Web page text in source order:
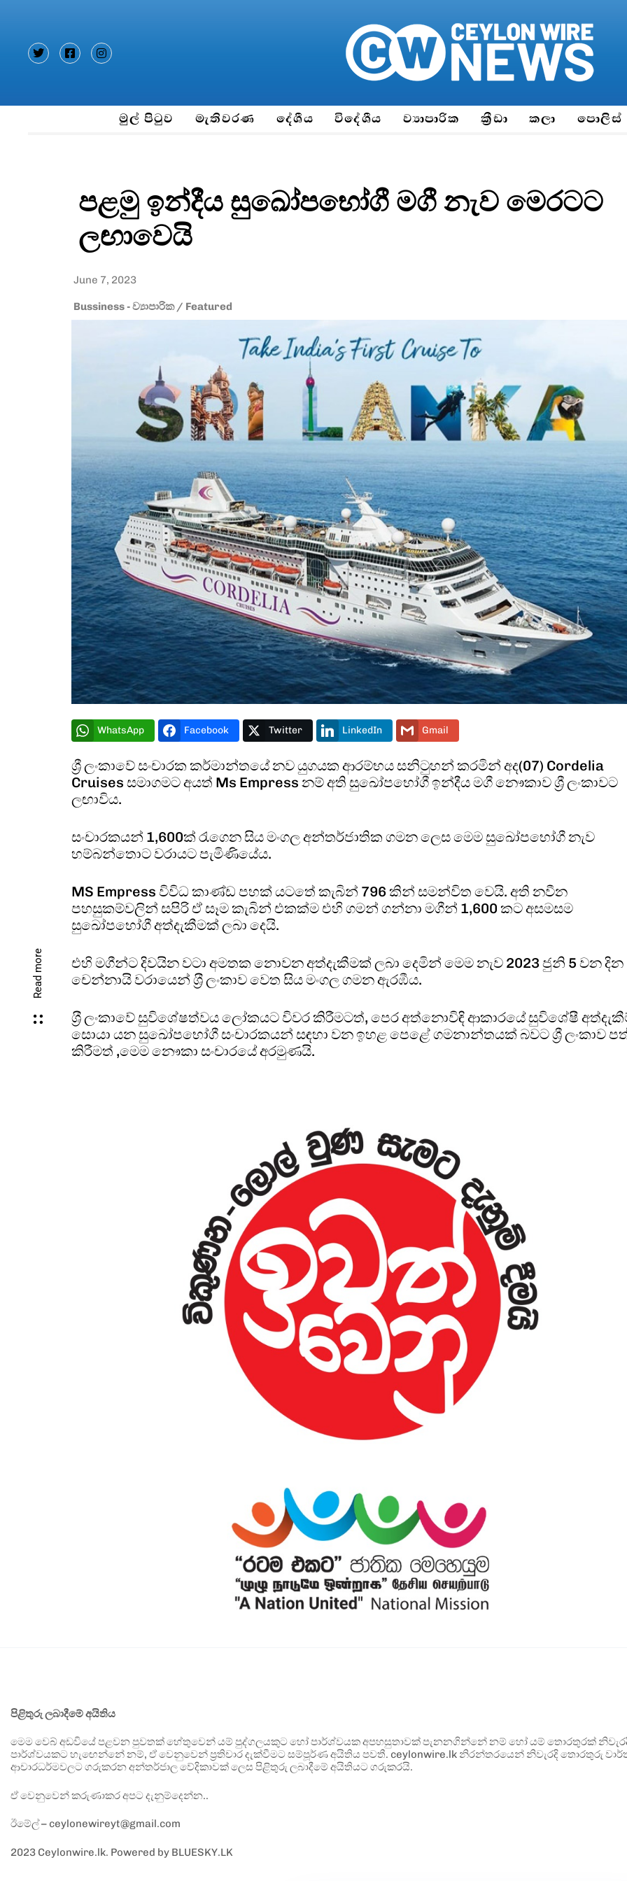
මුල් පිටුව මැතිවරණ දේශීය විදේශීය ව්‍යාපාරික ක්‍රීඩා කලා පොලිස්
Read more
පළමු ඉන්දීය සුඛෝපභෝගී මගී නැව මෙරටට
ලඟාවෙයි
June 7, 2023
Bussiness - ව්‍යාපාරික/ Featured
WhatsApp Facebook Twitter LinkedIn Gmail
ශ්‍රී ලංකාවේ සංචාරක කර්මාන්තයේ නව යුගයක ආරම්භය සනිටුහන් කරමින් අද(07) Cordelia
Cruises සමාගමට අයත් Ms Empress නම් අති සුඛෝපභෝගී ඉන්දීය මගී නෞකාව ශ්‍රී ලංකාවට
ලඟාවිය.
සංචාරකයන් 1,600ක් රැගෙන සිය මංගල අන්තර්ජාතික ගමන ලෙස මෙම සුඛෝපභෝගී නැව
හම්බන්තොට වරායට පැමිණියේය.
MS Empress විවිධ කාණ්ඩ පහක් යටතේ කැබින් 796 කින් සමන්විත වෙයි. අති නවීන
පහසුකම්වලින් සපිරි ඒ සෑම කැබින් එකක්ම එහි ගමන් ගන්නා මගීන් 1,600 කට අසමසම
සුඛෝපභෝගී අත්දැකීමක් ලබා දෙයි.
එහි මගීන්ට දිවයින වටා අමතක නොවන අත්දැකීමක් ලබා දෙමින් මෙම නැව 2023 ජුනි 5 වන දින
චෙන්නායි වරායෙන් ශ‍්‍රී ලංකාව වෙත සිය මංගල ගමන ඇරඹීය.
ශ‍්‍රී ලංකාවේ සුවිශේෂත්වය ලෝකයට විවර කිරීමටත්, පෙර අත්නොවිඳි ආකාරයේ සුවිශේෂී
සොයා යන සුඛෝපභෝගී සංචාරකයන් සඳහා වන ඉහළ පෙළේ ගමනාන්තයක් බවට ශ්‍රී ලංකාව
කිරීමත් ,මෙම නෞකා සංචාරයේ අරමුණයි.
පිළිතුරු ලබාදීමේ අයිතිය
මෙම වෙබ් අඩවියේ පළවන පුවතක් හේතුවෙන් යම් පුද්ගලයකුට හෝ පාර්ශ්වයක අපහසුතාවක් පැනනගින්නේ නම් හෝ යම් තොරතුරක්
පාර්ශ්වයකට හැඟෙන්නේ නම්, ඒ වෙනුවෙන් ප්‍රතිචාර දැක්වීමට සම්පූර්ණ අයිතිය පවතී. ceylonwire.lk නිරන්තරයෙන් නිවැරදි තොරතුරු
ආචාරධර්මවලට ගරුකරන අන්තර්ජාල වේදිකාවක් ලෙස පිළිතුරු ලබාදීමේ අයිතියට ගරුකරයි.
ඒ වෙනුවෙන් කරුණාකර අපට දැනුම්දෙන්න..
ඊමේල් – ceylonewireyt@gmail.com
2023 Ceylonwire.lk. Powered by BLUESKY.LK